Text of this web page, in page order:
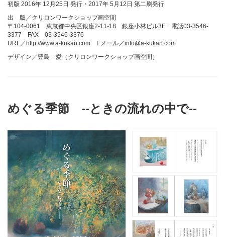
初版 2016年 12月25日 発行・2017年 5月12日 第二刷発行
出 版／クリロンワークショップ画空間
〒104-0061 東京都中央区銀座2-11-18 銀座小林ビル3F 電話03-3546-
3377 FAX 03-3546-3376
URL／http://www.a-kukan.com Eメール／info@a-kukan.com
デザイン／豊島 愛（クリロンワークショップ画空間）
めぐる季節 --ときの流れの中で--